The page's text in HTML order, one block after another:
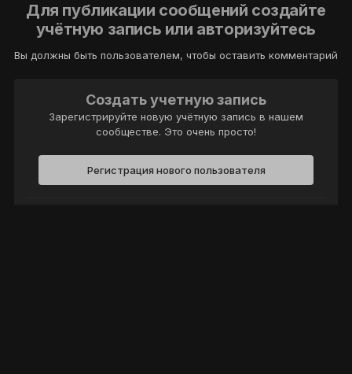
Для публикации сообщений создайте
учётную запись или авторизуйтесь
Вы должны быть пользователем, чтобы оставить комментарий
Создать учетную запись
Зарегистрируйте новую учётную запись в нашем
сообществе. Это очень просто!
Регистрация нового пользователя